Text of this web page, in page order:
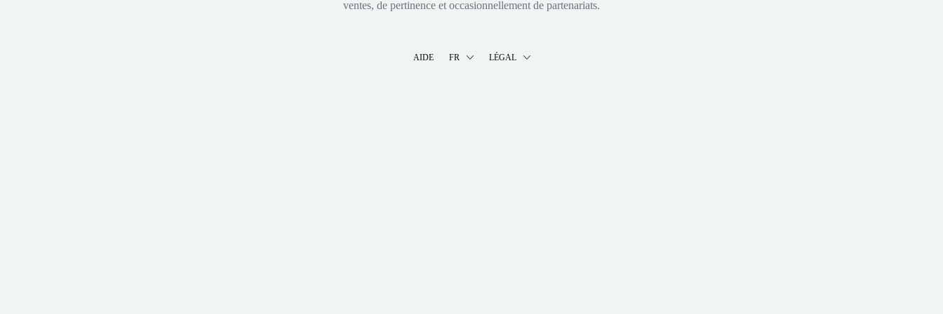
ventes, de pertinence et occasionnellement de partenariats.
AIDE FR LÉGAL